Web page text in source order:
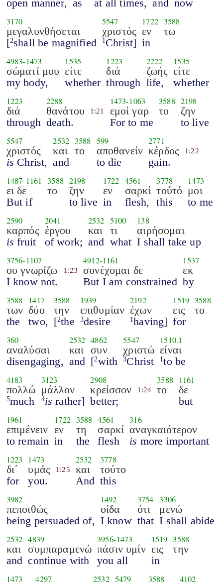
open manner, as at all times, and now
3170
μεγαλυνθήσεται
[2shall be magnified
5547
χριστός
1 Christ]
1722
εν
in
3588
τω
4983-1473
σώματί μου
my body,
1535
είτε
whether
1223
διά
through
2222
ζωής
life,
1535
είτε
whether
1223
διά
through
2288
θανάτου
death.
1:21
1473-1063
εμοί γαρ
For to me
3588
το
2198
ζην
to live
5547
χριστός
is Christ,
2532
και
and
3588
το
599
αποθανείν
to die
2771
κέρδος
gain.
1:22
1487-1161
ει δε
But if
3588
το
2198
ζην
to live
1722
εν
in
4561
σαρκί
flesh,
3778
τούτό
this
1473
μοι
to me
2590
καρπός
is fruit
2041
έργου
of work;
2532
και
and
5100
τι
what
138
αιρήσομαι
I shall take up
3756-1107
ου γνωρίζω
I know not.
1:23
4912-1161
συνέχομαι δε
But I am constrained
1537
εκ
by
3588
των
the
1417
δύο
two,
3588
την
[2the
1939
επιθυμίαν
3desire
2192
έχων
1having]
1519
εις
for
3588
το
360
αναλύσαι
disengaging,
2532
και
and
4862
συν
[2with
5547
χριστώ
3Christ
1510.1
είναι
1to be
4183
πολλώ
5much
3123
μάλλον
4is rather]
2908
κρείσσον
better;
1:24
3588
το
1161
δε
but
1961
επιμένειν
to remain
1722
εν
in
3588
τη
the
4561
σαρκί
flesh
316
αναγκαιότερον
is more important
1223
δι΄
for
1473
υμάς
you.
1:25
2532
και
And
3778
τούτο
this
3982
πεποιθώς
being persuaded of,
1492
οίδα
I know
3754
ότι
that
3306
μενώ
I shall abide
2532
και
and
4839
συμπαραμενώ
continue with
3956-1473
πάσιν υμίν
you all
1519
εις
in
3588
την
1473 4297 2532 5479 3588 4102